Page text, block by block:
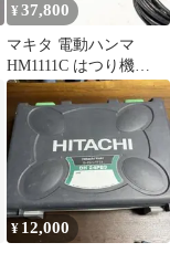
¥37,800
マキタ 電動ハンマ
HM1111C はつり機
100V パワフル 1300W
¥ 12,000